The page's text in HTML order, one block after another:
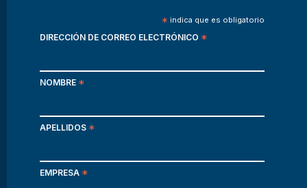
* indica que es obligatorio
DIRECCIÓN DE CORREO ELECTRÓNICO *
NOMBRE *
APELLIDOS *
EMPRESA *